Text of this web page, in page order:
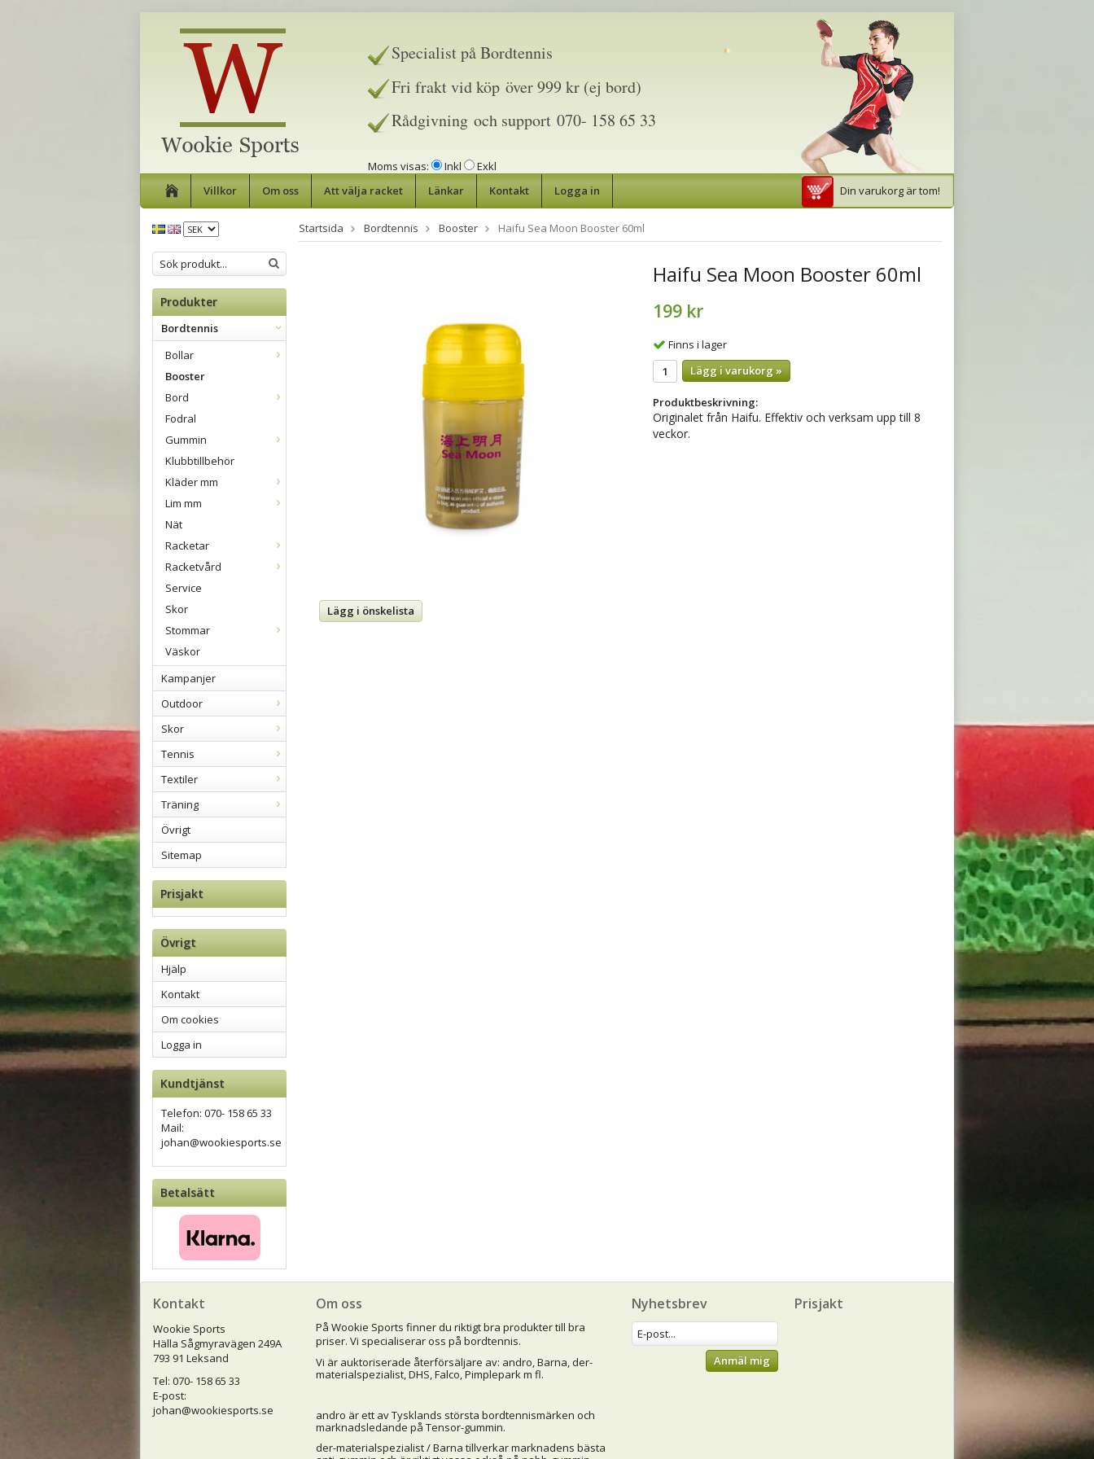
Specialist på Bordtennis
Fri frakt vid köp över 999 kr (ej bord)
Rådgivning och support 070- 158 65 33
Moms visas: Inkl
Exkl
Villkor
Om oss Att välja racket Länkar Kontakt Logga in Din varukorg är tom!
Produkter
Bordtennis
Bollar
Booster
Bord
Fodral
Gummin
Klubbtillbehör
Kläder mm
Lim mm
Nät
Racketar
Racketvård
Service
Skor
Stommar
Väskor
Kampanjer
Outdoor
Skor
Tennis
Textiler
Träning
Övrigt
Sitemap
Prisjakt
Övrigt
Hjälp
Kontakt
Om cookies
Logga in
Kundtjänst
Telefon: 070- 158 65 33
Mail:
johan@wookiesports.se
Betalsätt
Startsida Bordtennis Booster Haifu Sea Moon Booster 60ml
Lägg i önskelista
Haifu Sea Moon Booster 60ml
199 kr
Finns i lager
Lägg i varukorg »
Produktbeskrivning:
Originalet från Haifu. Effektiv och verksam upp till 8
veckor.
Kontakt
Wookie Sports
Hälla Sågmyravägen 249A
793 91 Leksand
Tel: 070- 158 65 33
E-post:
johan@wookiesports.se
Prisjakt
Nyhetsbrev
Anmäl mig
Om oss
På Wookie Sports finner du riktigt bra produkter till bra
priser. Vi specialiserar oss på bordtennis.
Vi är auktoriserade återförsäljare av: andro, Barna, der-
materialspezialist, DHS, Falco, Pimplepark m fl.
andro är ett av Tysklands största bordtennismärken och
marknadsledande på Tensor-gummin.
der-materialspezialist / Barna tillverkar marknadens bästa